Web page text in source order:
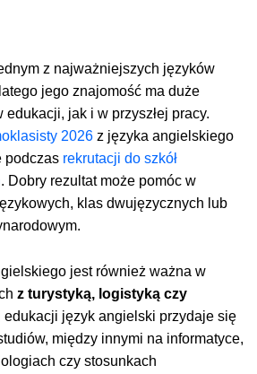
z najważniejszych języków
jegoznajomość ma duże
jak i w przyszłej pracy.
2026 z języka angielskiego
podczas rekrutacji do szkół
. Dobry rezultat może pomóc w
klas dwujęzycznych lub
jest również ważna w
z turystyką, logistyką czy
edukacji język angielski przydaje się
między innymi na informatyce,
czy stosunkach